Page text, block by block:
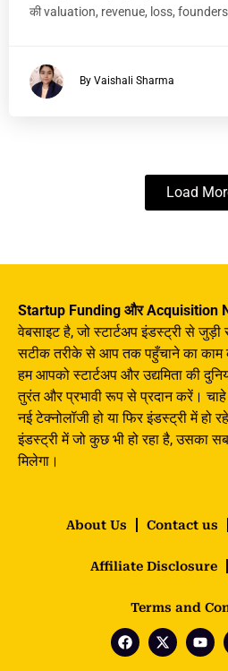
की valuation, revenue, loss,
By Vaishali Sharma
Load
Startup Funding और Acquisition
वेबसाइट है, जो स्टार्टअप इंडस्ट्री से
सटीक तरीके से आप तक पहुँचाने का काम
हम आपको स्टार्टअप और उद्यमिता की
तुरंत और प्रभावी रूप से प्रदान करें। चाहे
नई टेक्नोलॉजी हो या फिर इंडस्ट्री में हो
इंडस्ट्री में जो कुछ भी हो रहा है, उसका
मिलेगा।
About Us Contact us
Affiliate Disclosure
Terms and